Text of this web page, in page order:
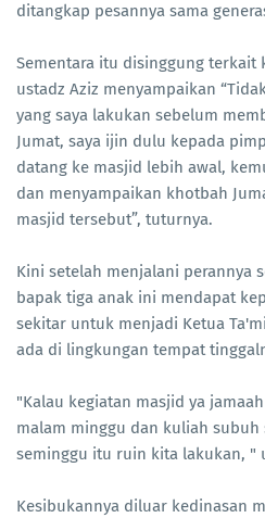
ditangkap pesannya sama
Sementara itu disinggung terkait
ustadz Aziz menyampaikan
yang saya lakukan sebelum
Jumat, saya ijin dulu kepada
datang ke masjid lebih awal,
dan menyampaikan khotbah
masjid tersebut”, tuturnya.
Kini setelah menjalani perannya
bapak tiga anak ini mendapat
sekitar untuk menjadi Ketua
ada di lingkungan tempat
"Kalau kegiatan masjid ya
malam minggu dan kuliah
seminggu itu ruin kita lakukan, "
Kesibukannya diluar kedinasan